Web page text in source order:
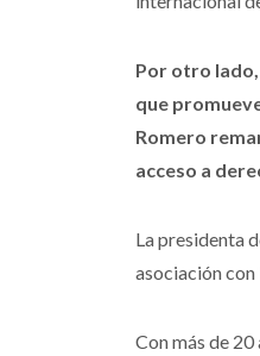
Por otro lado,
que
Romero
acceso a
La presidenta
asociación
Con más de